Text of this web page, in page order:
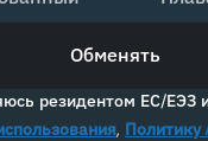
резидентом ЕС/ЕЭЗ
, Политику
Обменять